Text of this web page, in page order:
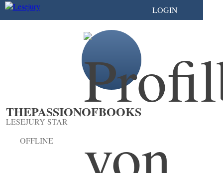
LOGIN
THEPASSIONOFBOOKS
LESEJURY STAR
OFFLINE